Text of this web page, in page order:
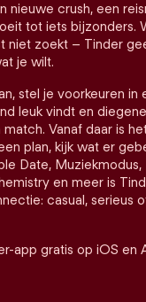
nieuwe crush, een
tot iets bijzonders.
niet zoekt – Tinder
je wilt.
stel je voorkeuren in
leuk vindt en
Vanaf daar is
plan, kijk wat er
Date, Muziekmodus,
en meer is
casual, serieus
app gratis op iOS en